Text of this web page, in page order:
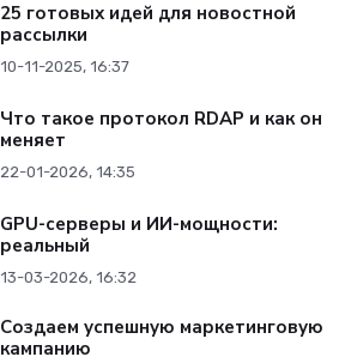
25 готовых идей для новостной
рассылки
10-11-2025, 16:37
Что такое протокол RDAP и как он
меняет
22-01-2026, 14:35
GPU-серверы и ИИ-мощности:
реальный
13-03-2026, 16:32
Создаем успешную маркетинговую
кампанию